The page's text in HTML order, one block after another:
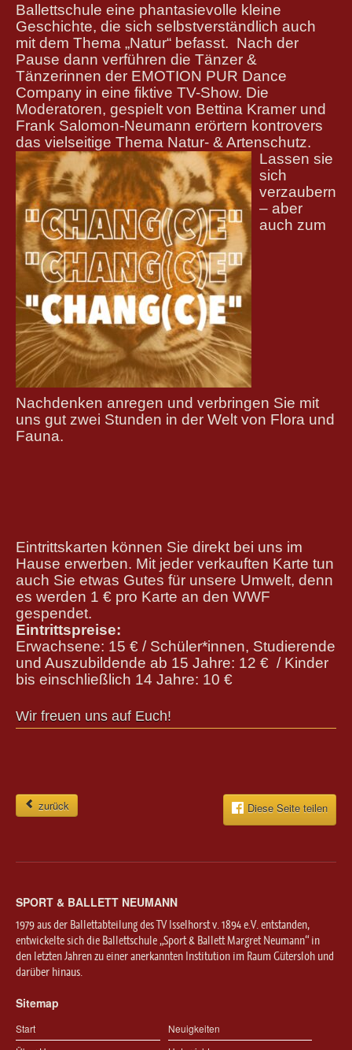
Ballettschule eine phantasievolle kleine
Geschichte, die sich selbstverständlich auch
mit dem Thema „Natur“ befasst. Nach der
Pause dann verführen die Tänzer &
Tänzerinnen der EMOTION PUR Dance
Company in eine fiktive TV-Show. Die
Moderatoren, gespielt von Bettina Kramer und
Frank Salomon-Neumann erörtern kontrovers
das vielseitige Thema Natur- & Artenschutz.
Lassen sie
sich
verzaubern
– aber
auch zum
Nachdenken anregen und verbringen Sie mit
uns gut zwei Stunden in der Welt von Flora und
Fauna.
Eintrittskarten können Sie direkt bei uns im
Hause erwerben. Mit jeder verkauften Karte tun
auch Sie etwas Gutes für unsere Umwelt, denn
es werden 1 € pro Karte an den WWF
gespendet.
Eintrittspreise:
Erwachsene: 15 € / Schüler*innen, Studierende
und Auszubildende ab 15 Jahre: 12 € / Kinder
bis einschließlich 14 Jahre: 10 €
Wir freuen uns auf Euch!
zurück Diese Seite teilen
SPORT & BALLETT NEUMANN
1979 aus der Ballettabteilung des TV Isselhorst v. 1894 e.V. entstanden,
entwickelte sich die Ballettschule „Sport & Ballett Margret Neumann“ in
den letzten Jahren zu einer anerkannten Institution im Raum Gütersloh und
darüber hinaus.
Sitemap
Start
Neuigkeiten